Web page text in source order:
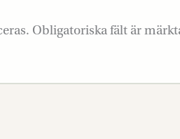
Obligatoriska fält är